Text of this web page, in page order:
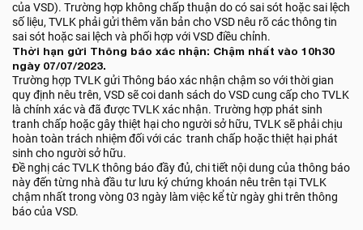
của VSD). Trường hợp không chấp thuận do có sai sót hoặc sai lệch
số liệu, TVLK phải gửi thêm văn bản cho VSD nêu rõ các thông tin
sai sót hoặc sai lệch và phối hợp với VSD điều chỉnh.
Thời hạn gửi Thông báo xác nhận: Chậm nhất vào 10h30
ngày 07/07/2023.
Trường hợp TVLK gửi Thông báo xác nhận chậm so với thời gian
quy định nêu trên, VSD sẽ coi danh sách do VSD cung cấp cho TVLK
là chính xác và đã được TVLK xác nhận. Trường hợp phát sinh
tranh chấp hoặc gây thiệt hại cho người sở hữu, TVLK sẽ phải chịu
hoàn toàn trách nhiệm đối với các tranh chấp hoặc thiệt hại phát
sinh cho người sở hữu.
Đề nghị các TVLK thông báo đầy đủ, chi tiết nội dung của thông báo
này đến từng nhà đầu tư lưu ký chứng khoán nêu trên tại TVLK
chậm nhất trong vòng 03 ngày làm việc kể từ ngày ghi trên thông
báo của VSD.